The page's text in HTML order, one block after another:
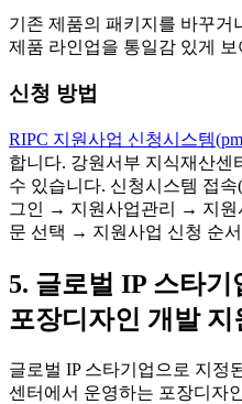
기존 제품의 패키지를 바꾸거
제품 라인업을 통일감 있게
신청 방법
RIPC 지원사업 신청시스템
합니다. 강원서부 지식재산
수 있습니다. 신청시스템 접
그인 → 지원사업관리 → 지원
문 선택 → 지원사업 신청 순
5. 글로벌 IP 스타
포장디자인 개발 지
글로벌 IP 스타기업으로 지정
센터에서 운영하는 포장디자